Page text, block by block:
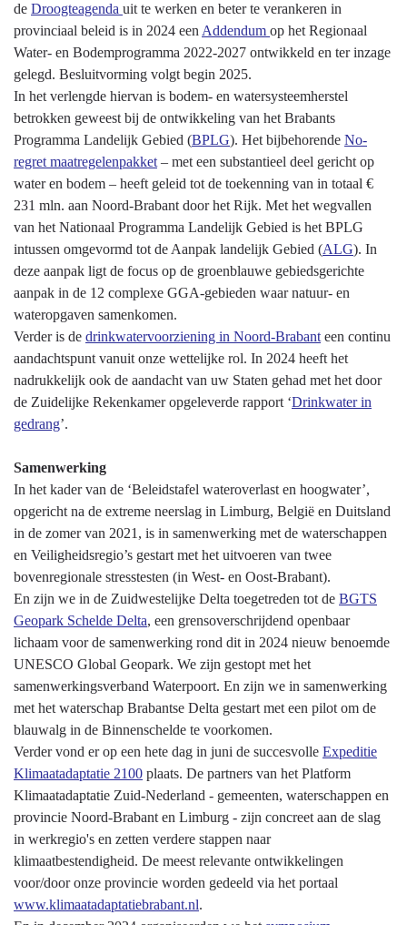
de Droogteagenda uit te werken en beter te verankeren in
provinciaal beleid is in 2024 een Addendum op het Regionaal
Water- en Bodemprogramma 2022-2027 ontwikkeld en ter inzage
gelegd. Besluitvorming volgt begin 2025.
In het verlengde hiervan is bodem- en watersysteemherstel
betrokken geweest bij de ontwikkeling van het Brabants
Programma Landelijk Gebied (BPLG). Het bijbehorende No-
regret maatregelenpakket – met een substantieel deel gericht op
water en bodem – heeft geleid tot de toekenning van in totaal €
231 mln. aan Noord-Brabant door het Rijk. Met het wegvallen
van het Nationaal Programma Landelijk Gebied is het BPLG
intussen omgevormd tot de Aanpak landelijk Gebied (ALG). In
deze aanpak ligt de focus op de groenblauwe gebiedsgerichte
aanpak in de 12 complexe GGA-gebieden waar natuur- en
wateropgaven samenkomen.
Verder is de drinkwatervoorziening in Noord-Brabant een continu
aandachtspunt vanuit onze wettelijke rol. In 2024 heeft het
nadrukkelijk ook de aandacht van uw Staten gehad met het door
de Zuidelijke Rekenkamer opgeleverde rapport ‘Drinkwater in
gedrang’.
Samenwerking
In het kader van de ‘Beleidstafel wateroverlast en hoogwater’,
opgericht na de extreme neerslag in Limburg, België en Duitsland
in de zomer van 2021, is in samenwerking met de waterschappen
en Veiligheidsregio’s gestart met het uitvoeren van twee
bovenregionale stresstesten (in West- en Oost-Brabant).
En zijn we in de Zuidwestelijke Delta toegetreden tot de BGTS
Geopark Schelde Delta, een grensoverschrijdend openbaar
lichaam voor de samenwerking rond dit in 2024 nieuw benoemde
UNESCO Global Geopark. We zijn gestopt met het
samenwerkingsverband Waterpoort. En zijn we in samenwerking
met het waterschap Brabantse Delta gestart met een pilot om de
blauwalg in de Binnenschelde te voorkomen.
Verder vond er op een hete dag in juni de succesvolle Expeditie
Klimaatadaptatie 2100 plaats. De partners van het Platform
Klimaatadaptatie Zuid-Nederland - gemeenten, waterschappen en
provincie Noord-Brabant en Limburg - zijn concreet aan de slag
in werkregio's en zetten verdere stappen naar
klimaatbestendigheid. De meest relevante ontwikkelingen
voor/door onze provincie worden gedeeld via het portaal
www.klimaatadaptatiebrabant.nl.